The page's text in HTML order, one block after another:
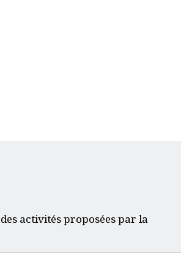
activités proposées par la